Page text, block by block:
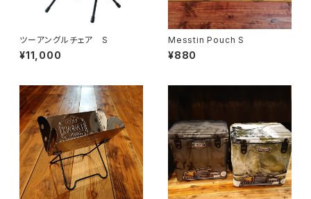
ツーアングルチェア S
¥11,000
Messtin Pouch S
¥880